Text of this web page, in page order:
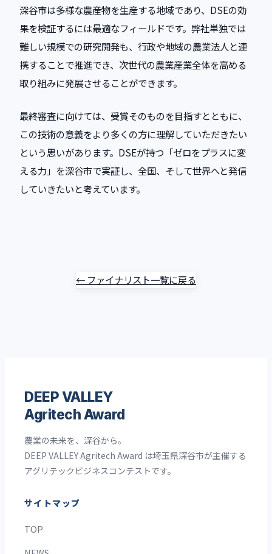
深谷市は多様な農産物を生産する地域であり、DSEの効
果を検証するには最適なフィールドです。弊社単独では
難しい規模での研究開発も、行政や地域の農業法人と連
携することで推進でき、次世代の農業産業全体を高める
取り組みに発展させることができます。
最終審査に向けては、受賞そのものを目指すとともに、
この技術の意義をより多くの方に理解していただきたい
という思いがあります。DSEが持つ「ゼロをプラスに変
える力」を深谷市で実証し、全国、そして世界へと発信
していきたいと考えています。
← ファイナリスト一覧に戻る
DEEP VALLEY
Agritech Award
農業の未来を、深谷から。
DEEP VALLEY Agritech Award は埼玉県深谷市が主催する
アグリテックビジネスコンテストです。
サイトマップ
TOP